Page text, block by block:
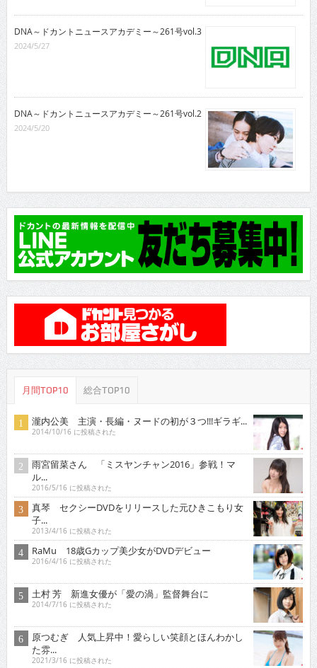
DNA～ドカントニュースアカデミー～261号vol.3
2024/5/27
DNA～ドカントニュースアカデミー～261号vol.2
2024/5/20
月間TOP10 総合TOP10
瀧内公美 主演・長編・ヌードの初が３つ!!!ギラギ...
2014/10/16 に投稿された
雨宮留菜さん 「ミスヤンチャン2016」参戦！マ
ル...
2016/5/16 に投稿された
真琴 セクシーDVDをリリースした元ひきこもり女
子...
2013/4/16 に投稿された
RaMu 18歳Gカップ美少女がDVDデビュー
2016/4/16 に投稿された
土村 芳 新進女優が「愛の渦」監督舞台に
2014/7/16 に投稿された
原つむぎ 人気上昇中！愛らしい笑顔とほんわかし
た雰...
2021/3/16 に投稿された